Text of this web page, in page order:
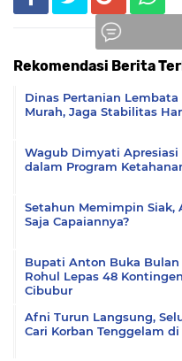
Rekomendasi Berita
Dinas Pertanian Lembata
Murah, Jaga Stabilitas
Wagub Dimyati
dalam Program
Setahun Memimpin Siak,
Saja Capaiannya?
Bupati Anton Buka
Rohul Lepas 48
Cibubur
Afni Turun Langsung,
Cari Korban Tenggelam